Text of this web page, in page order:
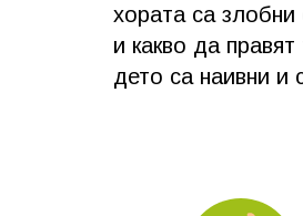
хората са злобни
и какво да правят
дето са наивни и